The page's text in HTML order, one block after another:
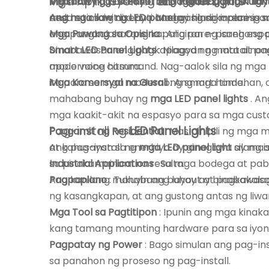
aesthetics ng disenyo. Maaari silang i-recess
mula sa mainit na puti hanggang sa malamig
ang pangkalahatang kapaligiran ng isang
Smart LED Panel Lights: Nilagyan ng
app o voice command. Nag-aalok sila ng
ito para sa mga modernong smart home.
Ang mga ilaw ng LED panelay hindi kapani-
Mga Puwang sa Opisina: Ang pare-parehong
binabawasan ang pagkapagod ng mata at
modernong hitsura.
Mga Komersyal na Gusali: Ang mga tindahan,
mahabang buhay ng mga LED panel lights.
mga kaakit-akit na espasyo para sa mga
Paggamit ng Residential: Mas pinipili ng mga
at kahusayan sa enerhiya ay ginagawa
Industrial Applications: Sa mga bodega at
Ang kanilang mahabang buhay ay
Pag-install ngLED Panel Lights
Ang pag-install ngmga LED panel lightay
sa pinakamainam na resulta:
Pagpaplano: Tukuyin ang layout at
ng kasangkapan, at ang gustong antas ng
Mga Tool sa Pagtitipon: Ipunin ang mga
kang tamang mounting hardware para sa
Pagpatay ng Power: Bago simulan ang pag-
sa panahon ng proseso ng pag-install.